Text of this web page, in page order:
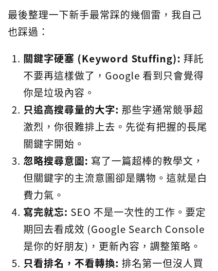
最後整理一下新手最常踩的幾個雷，我自己
也踩過：
關鍵字硬塞 (Keyword Stuffing): 拜託
不要再這樣做了，Google 看到只會覺得
你是垃圾內容。
只追高搜尋量的大字: 那些字通常競爭超
激烈，你很難排上去。先從有把握的長尾
關鍵字開始。
忽略搜尋意圖: 寫了一篇超棒的教學文，
但關鍵字的主流意圖卻是購物。這就是白
費力氣。
寫完就忘: SEO 不是一次性的工作。要定
期回去看成效 (Google Search Console
是你的好朋友)，更新內容，調整策略。
只看排名，不看轉換: 排名第一但沒人買